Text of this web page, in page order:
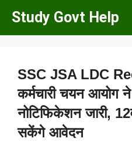
Skip
Study Govt Help
SSC JSA LDC
कर्मचारी चयन आयोग
नोटिफिकेशन जारी,
सकेंगे आवेदन